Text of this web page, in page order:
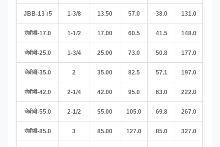
JBB-13।5 1-3/8 13.50 57.0 38.0 131.0
जेबीबी-17.0 1-1/2 17.00 60.5 41.5 148.0
जेबीबी-25.0 1-3/4 25.00 73.0 50.8 177.0
जेबीबी-35.0 2 35.00 82.5 57.1 197.0
जेबीबी-42.0 2-1/4 42.00 95.0 63.0 222.0
जेबीबी-55.0 2-1/2 55.00 105.0 69.8 267.0
जेबीबी-85.0 3 85.00 127.0 85.0 327.0